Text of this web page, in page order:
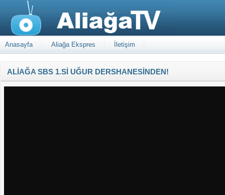
Anasayfa Aliağa Ekspres İletişim
ALİAĞA SBS 1.Sİ UĞUR DERSHANESİNDEN!